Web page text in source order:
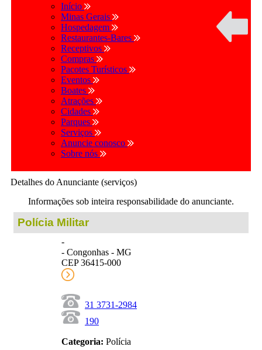
Início
Minas Gerais
Hospedagem
Restaurantes-Bares
Receptivos
Compras
Pacotes Turísticos
Eventos
Boates
Atrações
Cidades
Parques
Serviços
Anuncie conosco
Sobre nós
Detalhes do Anunciante (serviços)
Informações sob inteira responsabilidade do anunciante.
Polícia Militar
-
- Congonhas - MG
CEP 36415-000
31 3731-2984
190
Categoria: Polícia